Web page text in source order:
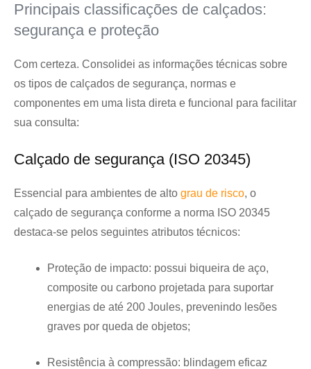
Principais classificações de calçados:
segurança e proteção
Com certeza. Consolidei as informações técnicas sobre
os tipos de calçados de segurança, normas e
componentes em uma lista direta e funcional para facilitar
sua consulta:
Calçado de segurança (ISO 20345)
Essencial para ambientes de alto grau de risco, o
calçado de segurança conforme a norma ISO 20345
destaca-se pelos seguintes atributos técnicos:
Proteção de impacto: possui biqueira de aço,
composite ou carbono projetada para suportar
energias de até 200 Joules, prevenindo lesões
graves por queda de objetos;
Resistência à compressão: blindagem eficaz